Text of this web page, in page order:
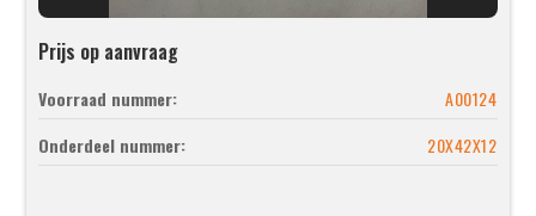
Prijs op aanvraag
Voorraad nummer:
A00124
Onderdeel nummer:
20X42X12